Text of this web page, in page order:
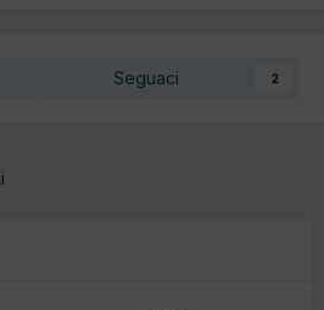
Seguaci 2